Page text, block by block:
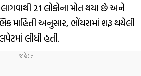
21 લોકોના મોત થયા છે અને
માહિતી અનુસાર, ભોંયરામાં શરૂ થયેલી
લીધી હતી.